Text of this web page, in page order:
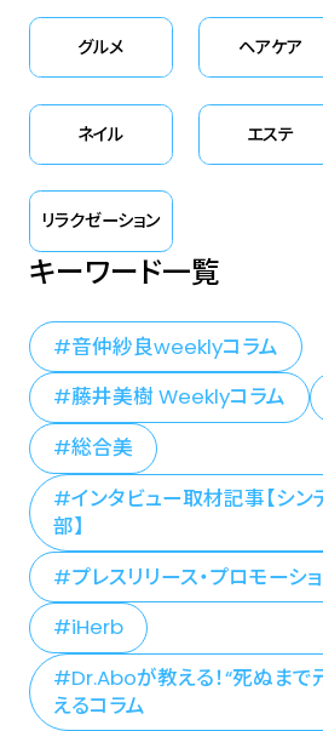
グルメ ヘアケア
ネイル エステ
リラクゼーション
キーワード一覧
音仲紗良weeklyコラム
藤井美樹 Weeklyコラム
総合美
インタビュー取材記事【シン
部】
プレスリリース・プロモーシ
iHerb
Dr.Aboが教える！“死ぬまで
えるコラム